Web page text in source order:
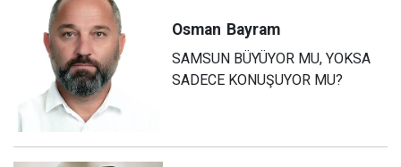
Osman Bayram
SAMSUN BÜYÜYOR MU, YOKSA
SADECE KONUŞUYOR MU?